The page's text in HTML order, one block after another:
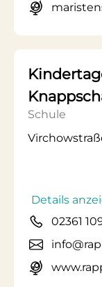
Schule
Details
02361